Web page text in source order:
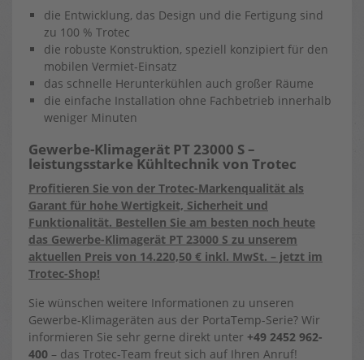
die Entwicklung, das Design und die Fertigung sind
zu 100 % Trotec
die robuste Konstruktion, speziell konzipiert für den
mobilen Vermiet-Einsatz
das schnelle Herunterkühlen auch großer Räume
die einfache Installation ohne Fachbetrieb innerhalb
weniger Minuten
Gewerbe-Klimagerät PT 23000 S –
leistungsstarke Kühltechnik von Trotec
Profitieren Sie von der Trotec-Markenqualität als
Garant für hohe Wertigkeit, Sicherheit und
Funktionalität. Bestellen Sie am besten noch heute
das Gewerbe-Klimagerät PT 23000 S zu unserem
aktuellen Preis von 14.220,50 € inkl. MwSt. – jetzt im
Trotec-Shop!
Sie wünschen weitere Informationen zu unseren
Gewerbe-Klimageräten aus der PortaTemp-Serie? Wir
informieren Sie sehr gerne direkt unter +49 2452 962-
400 – das Trotec-Team freut sich auf Ihren Anruf!